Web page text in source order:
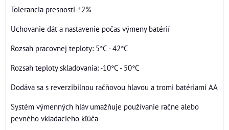
Tolerancia presnosti ±2%
Uchovanie dát a nastavenie počas výmeny batérií
Rozsah pracovnej teploty: 5°C - 42°C
Rozsah teploty skladovania: -10°C - 50°C
Dodáva sa s reverzibilnou račňovou hlavou a tromi batériami AA
Systém výmenných hláv umažňuje používanie račne alebo
pevného vkladacieho kľúča